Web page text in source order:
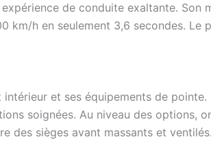
de conduite exaltante. Son
h en seulement 3,6 secondes. Le
et ses équipements de
soignées. Au niveau des options,
des sièges avant massants et ventilés.